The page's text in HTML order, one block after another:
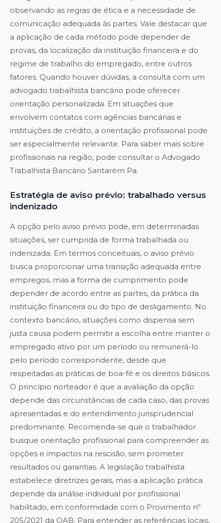
observando as regras de ética e a necessidade de
comunicação adequada às partes. Vale destacar que
a aplicação de cada método pode depender de
provas, da localização da instituição financeira e do
regime de trabalho do empregado, entre outros
fatores. Quando houver dúvidas, a consulta com um
advogado trabalhista bancário pode oferecer
orientação personalizada. Em situações que
envolvem contatos com agências bancárias e
instituições de crédito, a orientação profissional pode
ser especialmente relevante. Para saber mais sobre
profissionais na região, pode consultar o Advogado
Trabalhista Bancário Santarém Pa.
Estratégia de aviso prévio: trabalhado versus
indenizado
A opção pelo aviso prévio pode, em determinadas
situações, ser cumprida de forma trabalhada ou
indenizada. Em termos conceituais, o aviso prévio
busca proporcionar uma transição adequada entre
empregos, mas a forma de cumprimento pode
depender de acordo entre as partes, da prática da
instituição financeira ou do tipo de desligamento. No
contexto bancário, situações como dispensa sem
justa causa podem permitir a escolha entre manter o
empregado ativo por um período ou remunerá-lo
pelo período correspondente, desde que
respeitadas as práticas de boa-fé e os direitos básicos.
O princípio norteador é que a avaliação da opção
depende das circunstâncias de cada caso, das provas
apresentadas e do entendimento jurisprudencial
predominante. Recomenda-se que o trabalhador
busque orientação profissional para compreender as
opções e impactos na rescisão, sem prometer
resultados ou garantias. A legislação trabalhista
estabelece diretrizes gerais, mas a aplicação prática
depende da análise individual por profissional
habilitado, em conformidade com o Provimento nº
205/2021 da OAB. Para entender as referências locais,